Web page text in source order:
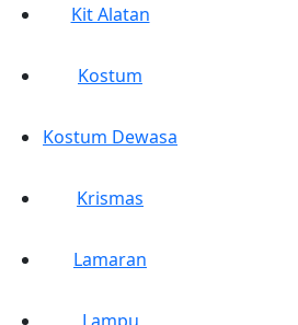
Kit Alatan
Kostum
Kostum Dewasa
Krismas
Lamaran